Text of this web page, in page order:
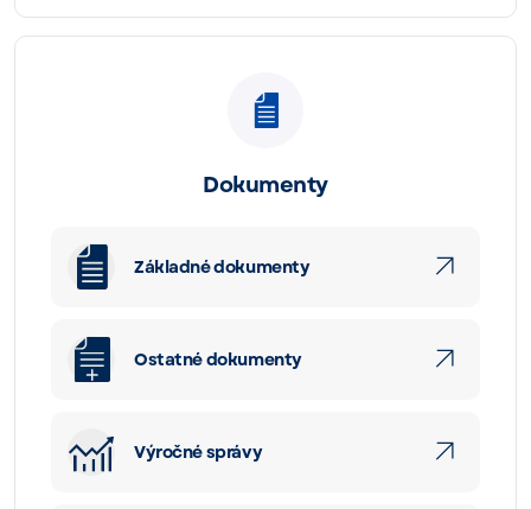
Dokumenty
Základné dokumenty
Ostatné dokumenty
Výročné správy